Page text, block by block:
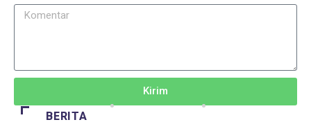
Kirim
BERITA